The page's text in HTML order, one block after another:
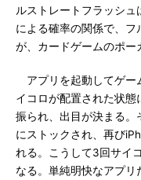
ルストレートフラッシ
による確率の関係で、
が、カードゲームのポー
アプリを起動してゲー
イコロが配置された状態
振られ、出目が決まる
にストックされ、再び
れる。こうして3回サイ
なる。単純明快なアプリ